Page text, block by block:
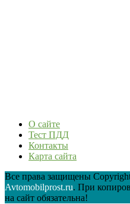
О сайте
Тест ПДД
Контакты
Карта сайта
Все права защищены
Avtomobilprost.ru. При
на сайт обязательна!